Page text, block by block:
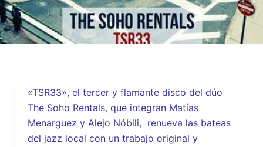
«TSR33», el tercer y flamante disco del dúo
The Soho Rentals, que integran Matías
Menarguez y Alejo Nóbili, renueva las bateas
del jazz local con un trabajo original y